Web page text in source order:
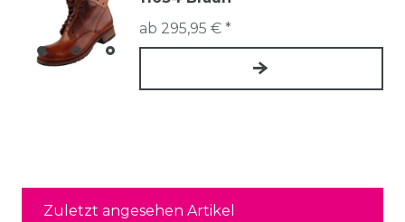
ab 295,95 € *
Zuletzt angesehen Artikel